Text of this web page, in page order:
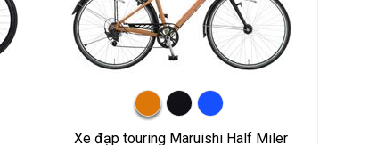
Xe đạp touring Maruishi Half Miler